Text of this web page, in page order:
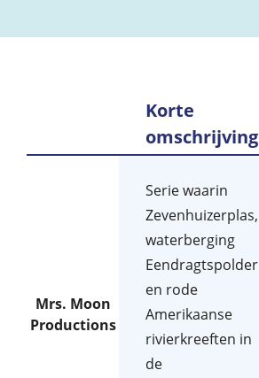
Korte
omschrijving
Mrs. Moon
Productions
Serie waarin
Zevenhuizerplas,
waterberging
Eendragtspolder
en rode
Amerikaanse
rivierkreeften in
de